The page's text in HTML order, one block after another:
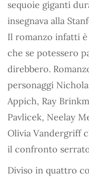
sequoie giganti
insegnava alla
Il romanzo infatti
che se potessero
direbbero.
personaggi
Appich, Ray
Pavlicek, Neelay
Olivia Vandergriff
il confronto
Diviso in quattro